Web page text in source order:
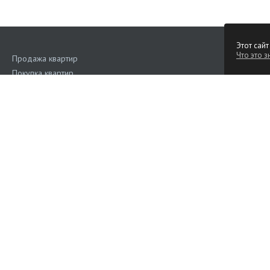
Продажа квартир
Покупка квартир
Этот
Что это